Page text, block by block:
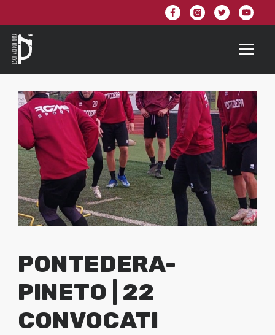
PONTEDERA-
PINETO | 22
CONVOCATI